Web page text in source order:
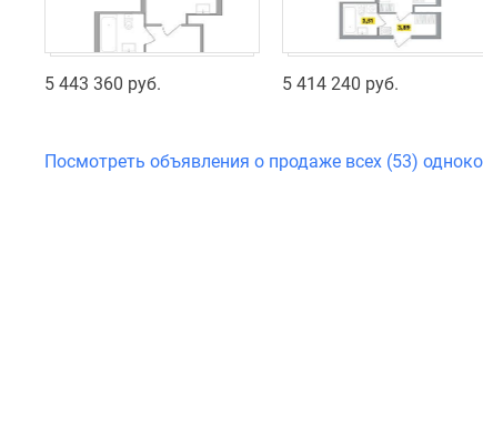
5 443 360 руб. 5 414 240 руб.
Посмотреть объявления о продаже всех (53)